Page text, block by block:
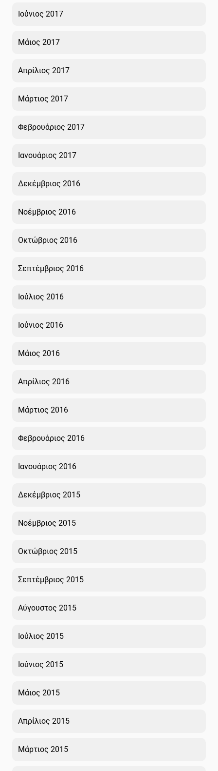
Ιούνιος 2017
Μάιος 2017
Απρίλιος 2017
Μάρτιος 2017
Φεβρουάριος 2017
Ιανουάριος 2017
Δεκέμβριος 2016
Νοέμβριος 2016
Οκτώβριος 2016
Σεπτέμβριος 2016
Ιούλιος 2016
Ιούνιος 2016
Μάιος 2016
Απρίλιος 2016
Μάρτιος 2016
Φεβρουάριος 2016
Ιανουάριος 2016
Δεκέμβριος 2015
Νοέμβριος 2015
Οκτώβριος 2015
Σεπτέμβριος 2015
Αύγουστος 2015
Ιούλιος 2015
Ιούνιος 2015
Μάιος 2015
Απρίλιος 2015
Μάρτιος 2015